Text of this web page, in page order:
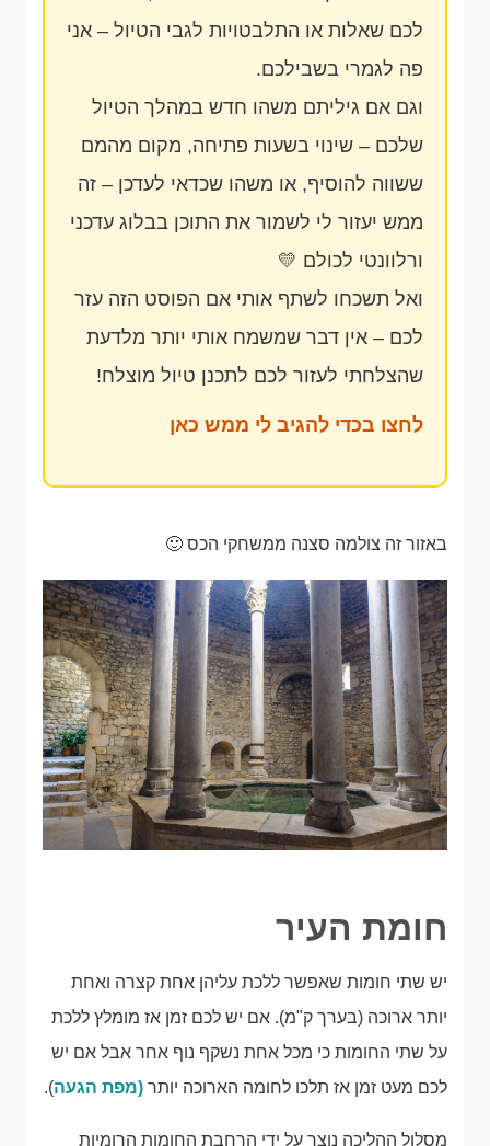
לכם שאלות או התלבטויות לגבי הטיול – אני
פה לגמרי בשבילכם.
וגם אם גיליתם משהו חדש במהלך הטיול
שלכם – שינוי בשעות פתיחה, מקום מהמם
ששווה להוסיף, או משהו שכדאי לעדכן – זה
ממש יעזור לי לשמור את התוכן בבלוג עדכני
ורלוונטי לכולם 💛
ואל תשכחו לשתף אותי אם הפוסט הזה עזר
לכם – אין דבר שמשמח אותי יותר מלדעת
שהצלחתי לעזור לכם לתכנן טיול מוצלח!
לחצו בכדי להגיב לי ממש כאן
באזור זה צולמה סצנה ממשחקי הכס 🙂
חומת העיר
יש שתי חומות שאפשר ללכת עליהן אחת קצרה ואחת
יותר ארוכה (בערך ק"מ). אם יש לכם זמן אז מומלץ ללכת
על שתי החומות כי מכל אחת נשקף נוף אחר אבל אם יש
לכם מעט זמן אז תלכו לחומה הארוכה יותר (מפת הגעה).
מסלול ההליכה נוצר על ידי הרחבת החומות הרומיות